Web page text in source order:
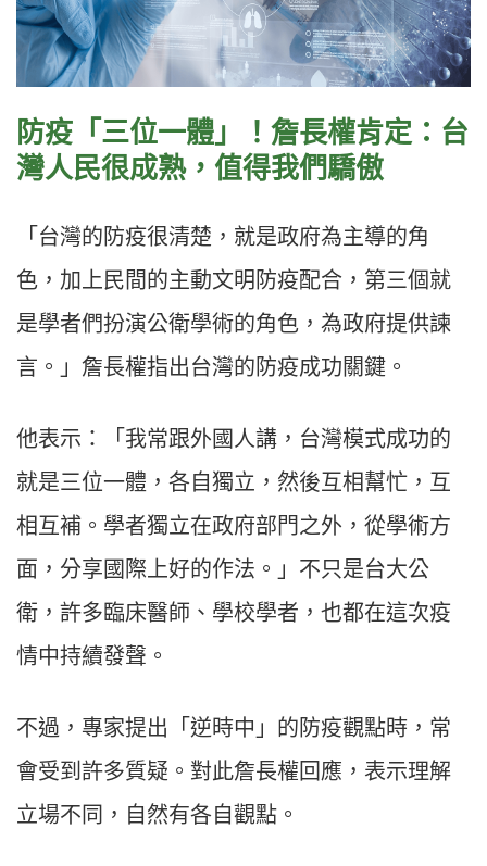
防疫「三位一體」！詹長權肯定：台
灣人民很成熟，值得我們驕傲
「台灣的防疫很清楚，就是政府為主導的角
色，加上民間的主動文明防疫配合，第三個就
是學者們扮演公衛學術的角色，為政府提供諫
言。」詹長權指出台灣的防疫成功關鍵。
他表示：「我常跟外國人講，台灣模式成功的
就是三位一體，各自獨立，然後互相幫忙，互
相互補。學者獨立在政府部門之外，從學術方
面，分享國際上好的作法。」不只是台大公
衛，許多臨床醫師、學校學者，也都在這次疫
情中持續發聲。
不過，專家提出「逆時中」的防疫觀點時，常
會受到許多質疑。對此詹長權回應，表示理解
立場不同，自然有各自觀點。